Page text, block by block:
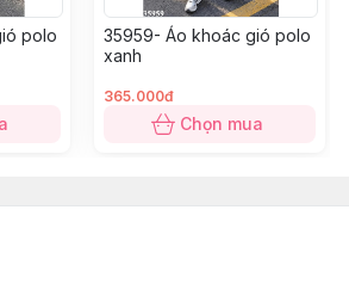
polo
35959- Áo khoác gió polo
xanh
365.000đ
Chọn mua